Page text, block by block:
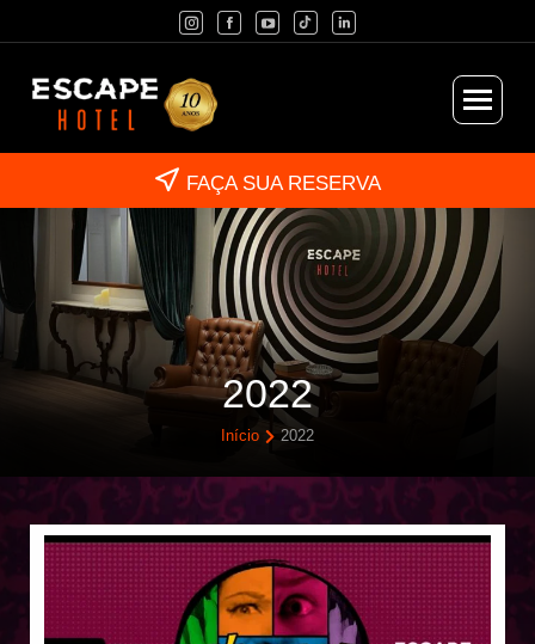
FAÇA SUA RESERVA
2022
Início 2022